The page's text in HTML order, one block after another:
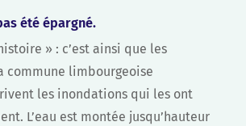
été épargné.
» : c’est ainsi que les
commune limbourgeoise
les inondations qui les ont
L’eau est montée jusqu’hauteur